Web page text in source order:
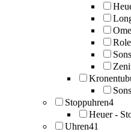
Stoppuhren4
Heuer -
Uhren41